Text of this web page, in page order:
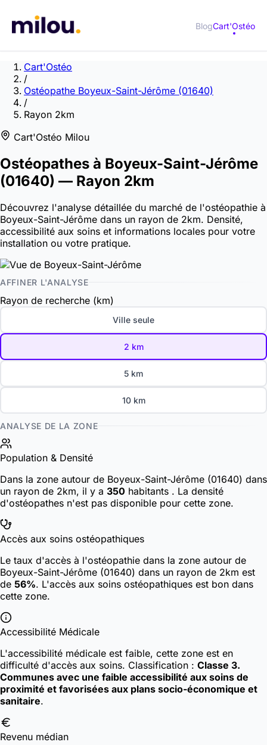
BlogCart'Ostéo
Cart'Ostéo
/
Ostéopathe Boyeux-Saint-Jérôme (01640)
/
Rayon 2km
Cart'Ostéo Milou
Ostéopathes à Boyeux-Saint-Jérôme
(01640) — Rayon 2km
Découvrez l'analyse détaillée du marché de l'ostéopathie à
Boyeux-Saint-Jérôme dans un rayon de 2km. Densité,
accessibilité aux soins et informations locales pour votre
installation ou votre pratique.
AFFINER L'ANALYSE
Rayon de recherche (km)
Ville seule
2 km
5 km
10 km
ANALYSE DE LA ZONE
Population & Densité
Dans la zone autour de Boyeux-Saint-Jérôme (01640) dans
un rayon de 2km, il y a 350 habitants . La densité
d'ostéopathes n'est pas disponible pour cette zone.
Accès aux soins ostéopathiques
Le taux d'accès à l'ostéopathie dans la zone autour de
Boyeux-Saint-Jérôme (01640) dans un rayon de 2km est
de 56%. L'accès aux soins ostéopathiques est bon dans
cette zone.
Accessibilité Médicale
L'accessibilité médicale est faible, cette zone est en
difficulté d'accès aux soins. Classification : Classe 3.
Communes avec une faible accessibilité aux soins de
proximité et favorisées aux plans socio-économique et
sanitaire.
Revenu médian